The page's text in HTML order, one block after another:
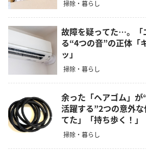
掃除・暮らし
故障を疑ってた…。「
る“4つの音”の正体「
ッ」
掃除・暮らし
余った「ヘアゴム」
活躍する”2つの意外
てた」「持ち歩く！」
掃除・暮らし